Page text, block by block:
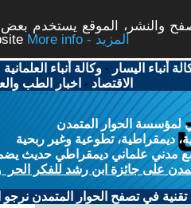
والنشر، الموقع يستخدم
More info - المزيد
أنباء اليسار -وكالة أنباء العلمانية
الاقتصاد - اخبار الطب
لمؤسسة الحوار المتمدن
ديمقراطية، تطوعية وغير ربحية
علماني ديمقراطي حديث يضمن
على جائزة ابن رشد للفكر الحر
في تصفح الحوار المتمدن نرجو